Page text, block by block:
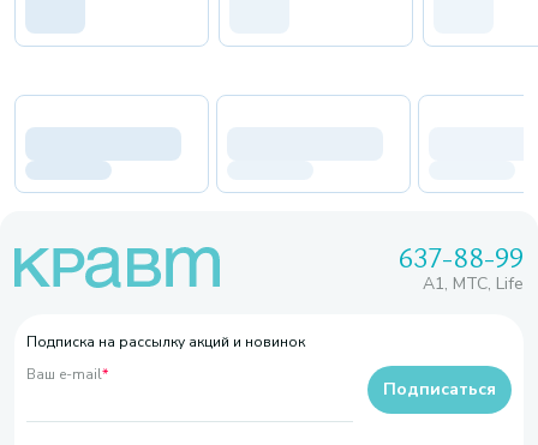
637-88-99
A1, МТС, Life
Подписка на рассылку акций и новинок
Ваш e-mail*
Подписаться